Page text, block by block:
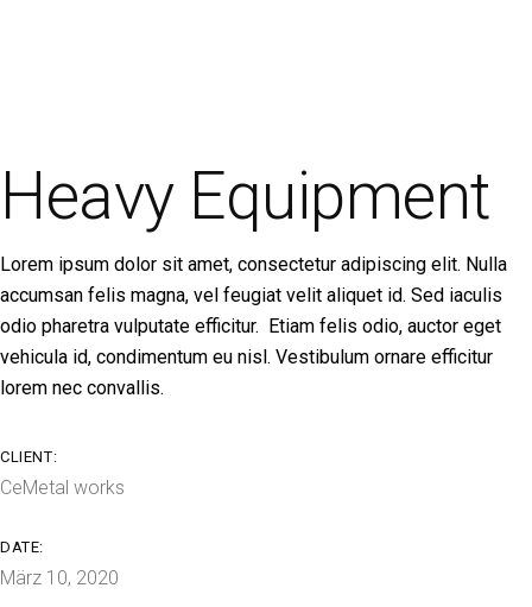
Heavy Equipment
Lorem ipsum dolor sit amet, consectetur adipiscing elit. Nulla
accumsan felis magna, vel feugiat velit aliquet id. Sed iaculis
odio pharetra vulputate efficitur. Etiam felis odio, auctor eget
vehicula id, condimentum eu nisl. Vestibulum ornare efficitur
lorem nec convallis.
CLIENT:
CeMetal works
DATE:
März 10, 2020